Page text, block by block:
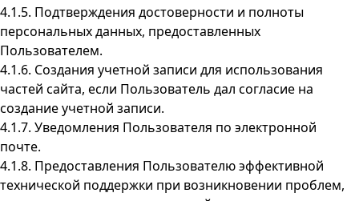
4.1.5. Подтверждения достоверности и полноты
персональных данных, предоставленных
Пользователем.
4.1.6. Создания учетной записи для использования
частей сайта, если Пользователь дал согласие на
создание учетной записи.
4.1.7. Уведомления Пользователя по электронной
почте.
4.1.8. Предоставления Пользователю эффективной
технической поддержки при возникновении проблем,